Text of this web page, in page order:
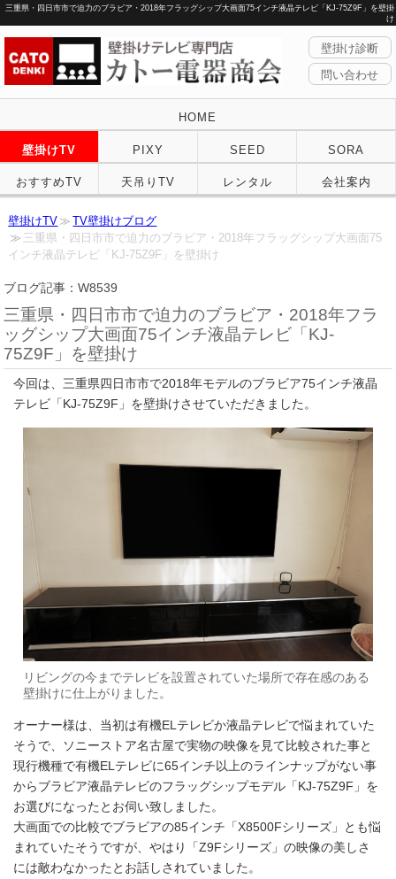
三重県・四日市市で迫力のブラビア・2018年フラッグシップ大画面75インチ液晶テレビ「KJ-75Z9F」を壁掛
け
壁掛け診断
問い合わせ
HOME
壁掛けTV PIXY SEED SORA
おすすめTV 天吊りTV レンタル 会社案内
壁掛けTV
TV壁掛けブログ
三重県・四日市市で迫力のブラビア・2018年フラッグシップ大画面75
インチ液晶テレビ「KJ-75Z9F」を壁掛け
ブログ記事：W8539
三重県・四日市市で迫力のブラビア・2018年フラ
ッグシップ大画面75インチ液晶テレビ「KJ-
75Z9F」を壁掛け
今回は、三重県四日市市で2018年モデルのブラビア75インチ液晶
テレビ「KJ-75Z9F」を壁掛けさせていただきました。
リビングの今までテレビを設置されていた場所で存在感のある
壁掛けに仕上がりました。
オーナー様は、当初は有機ELテレビか液晶テレビで悩まれていた
そうで、ソニーストア名古屋で実物の映像を見て比較された事と
現行機種で有機ELテレビに65インチ以上のラインナップがない事
からブラビア液晶テレビのフラッグシップモデル「KJ-75Z9F」を
お選びになったとお伺い致しました。
大画面での比較でブラビアの85インチ「X8500Fシリーズ」とも悩
まれていたそうですが、やはり「Z9Fシリーズ」の映像の美しさ
には敵わなかったとお話しされていました。